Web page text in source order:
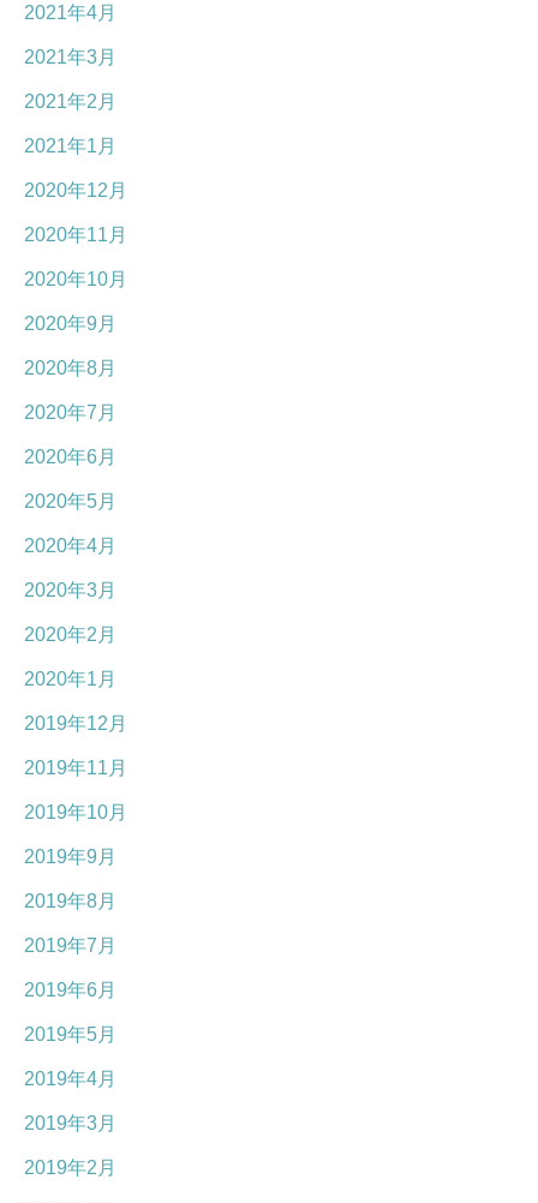
2021年4月
2021年3月
2021年2月
2021年1月
2020年12月
2020年11月
2020年10月
2020年9月
2020年8月
2020年7月
2020年6月
2020年5月
2020年4月
2020年3月
2020年2月
2020年1月
2019年12月
2019年11月
2019年10月
2019年9月
2019年8月
2019年7月
2019年6月
2019年5月
2019年4月
2019年3月
2019年2月